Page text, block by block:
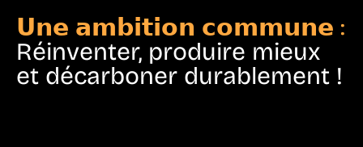
𝗨𝗻𝗲 𝗮𝗺𝗯𝗶𝘁𝗶𝗼𝗻 𝗰𝗼𝗺𝗺𝘂𝗻𝗲 :
Réinventer, produire mieux
et décarboner durablement !